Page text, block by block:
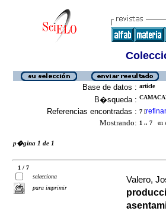
Base de datos : article
B�squeda :
Referencias encontradas : 7 [refinar
Mostrando: 1 .. 7 en
p�gina 1 de 1
1 / 7
selecciona
para imprimir
Valero,